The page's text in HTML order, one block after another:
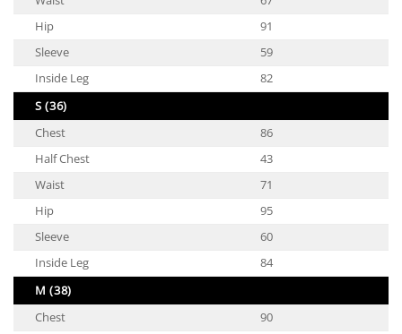
Hip
91
Sleeve
59
Inside Leg
82
S (36)
Chest
86
Half Chest
43
Waist
71
Hip
95
Sleeve
60
Inside Leg
84
M (38)
Chest
90